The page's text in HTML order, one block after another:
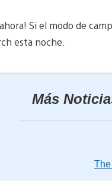
Si el modo de
esta noche.
Más